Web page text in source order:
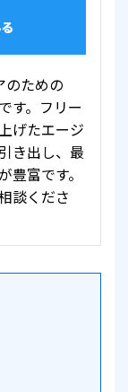
のための
す。フリー
げたエージ
き出し、最
富です。
談くださ